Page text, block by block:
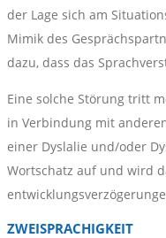
der Lage sich am
Mimik des
dazu, dass das
Eine solche Störung tritt
in Verbindung mit
einer Dyslalie und/oder
Wortschatz auf und wird
ZWEISPRACHIGKEIT